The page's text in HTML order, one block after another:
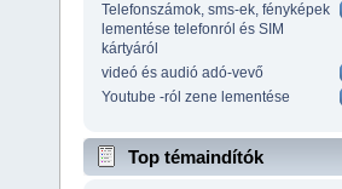
Telefonszámok, sms-ek, fényképek
lementése telefonról és SIM
kártyáról
videó és audió adó-vevő
Youtube -ról zene lementése
Top témaindítók